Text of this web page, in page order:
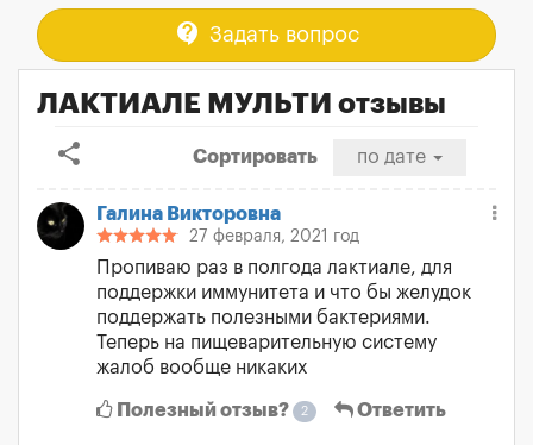
contact_support Задать вопрос
ЛАКТИАЛЕ МУЛЬТИ отзывы
share
Сортировать по дате
Галина Викторовна
27 февраля, 2021 год
Пропиваю раз в полгода лактиале, для
поддержки иммунитета и что бы желудок
поддержать полезными бактериями.
Теперь на пищеварительную систему
жалоб вообще никаких
Полезный отзыв? 2 Ответить